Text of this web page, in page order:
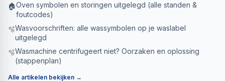
🏠Oven symbolen en storingen uitgelegd (alle standen &
foutcodes)
🫧Wasvoorschriften: alle wassymbolen op je waslabel
uitgelegd
🫧Wasmachine centrifugeert niet? Oorzaken en oplossing
(stappenplan)
Alle artikelen bekijken →